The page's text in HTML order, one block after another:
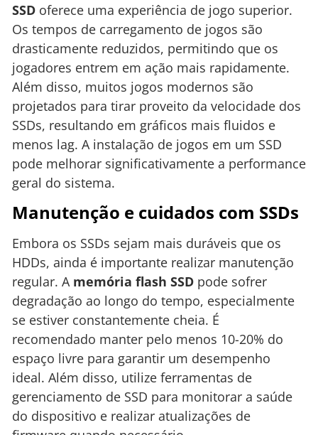
SSD oferece uma experiência de jogo superior.
Os tempos de carregamento de jogos são
drasticamente reduzidos, permitindo que os
jogadores entrem em ação mais rapidamente.
Além disso, muitos jogos modernos são
projetados para tirar proveito da velocidade dos
SSDs, resultando em gráficos mais fluidos e
menos lag. A instalação de jogos em um SSD
pode melhorar significativamente a performance
geral do sistema.
Manutenção e cuidados com SSDs
Embora os SSDs sejam mais duráveis que os
HDDs, ainda é importante realizar manutenção
regular. A memória flash SSD pode sofrer
degradação ao longo do tempo, especialmente
se estiver constantemente cheia. É
recomendado manter pelo menos 10-20% do
espaço livre para garantir um desempenho
ideal. Além disso, utilize ferramentas de
gerenciamento de SSD para monitorar a saúde
do dispositivo e realizar atualizações de